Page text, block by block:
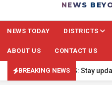
NEWS
NEWS TODAY DISTRICTS
ABOUT US CONTACT US
BREAKING NEWS
NEWS: Stay